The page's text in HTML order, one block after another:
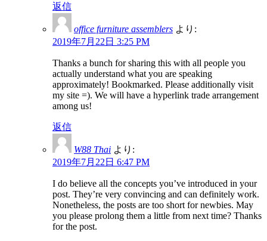
返信
office furniture assemblers より:
2019年7月22日 3:25 PM
Thanks a bunch for sharing this with all people you
actually understand what you are speaking
approximately! Bookmarked. Please additionally visit
my site =). We will have a hyperlink trade arrangement
among us!
返信
W88 Thai より:
2019年7月22日 6:47 PM
I do believe all the concepts you’ve introduced in your
post. They’re very convincing and can definitely work.
Nonetheless, the posts are too short for newbies. May
you please prolong them a little from next time? Thanks
for the post.